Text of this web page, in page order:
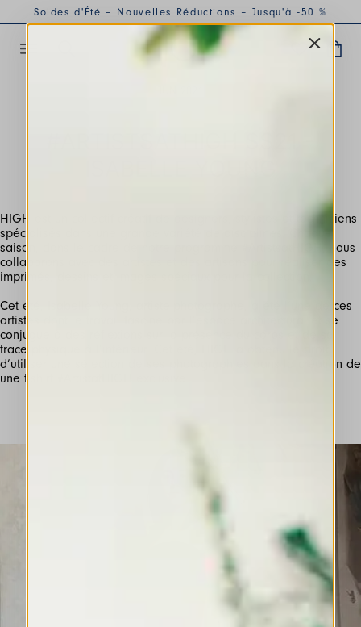
Soldes d'Été – Nouvelles Réductions – Jusqu'à -50 %
HIGH est un collectif créatif de designers, stylistes et techniciens
spécialisés dans une grande variété de disciplines. Chaque
saison, dans le cadre de notre programme #ArtistsatHIGH, nous
collaborons avec des artistes et des artisans pour réaliser des
Cet été, Isabelle Young, artiste-photographe, a été l’une de ces
artistes dont le travail fascine par l’espace architectural et se
conjugue à des réflexions sur la présence du corps et de sa
trace physique à l’intérieur. Cet été, HIGH a obtenu le droit
d’utiliser une sélection de ses photographies dans la création de
une t-shirt #ArtistatHIGH exclusive.